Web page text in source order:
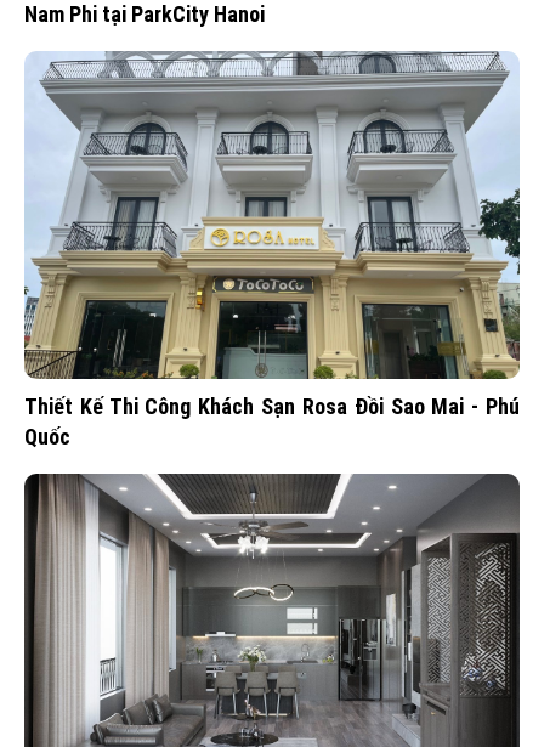
Nam Phi tại ParkCity Hanoi
Thiết Kế Thi Công Khách Sạn Rosa Đồi Sao Mai - Phú
Quốc